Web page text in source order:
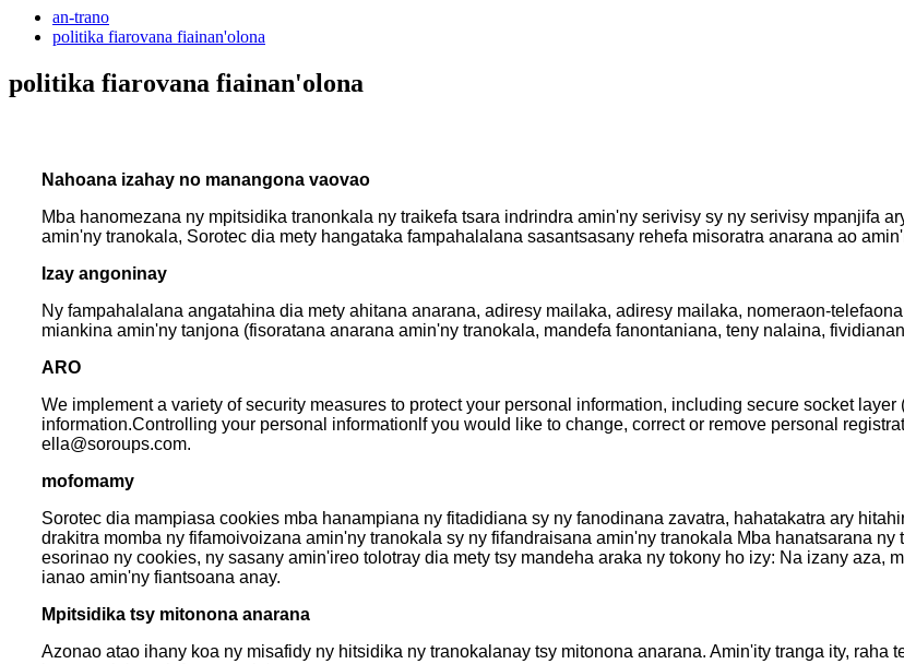
an-trano
politika fiarovana fiainan'olona
politika fiarovana fiainan'olona
Nahoana izahay no manangona vaovao
Mba hanomezana ny mpitsidika tranonkala ny traikefa tsara indrindra amin'ny serivisy sy ny serivisy mpanjifa
amin'ny tranokala, Sorotec dia mety hangataka fampahalalana sasantsasany rehefa misoratra anarana ao
Izay angoninay
Ny fampahalalana angatahina dia mety ahitana anarana, adiresy mailaka, adiresy mailaka, nomeraon-
miankina amin'ny tanjona (fisoratana anarana amin'ny tranokala, mandefa fanontaniana, teny nalaina,
ARO
We implement a variety of security measures to protect your personal information, including secure socket
information.Controlling your personal informationlf you would like to change, correct or remove personal
ella@soroups.com.
mofomamy
Sorotec dia mampiasa cookies mba hanampiana ny fitadidiana sy ny fanodinana zavatra, hahatakatra ary
drakitra momba ny fifamoivoizana amin'ny tranokala sy ny fifandraisana amin'ny tranokala Mba hanatsarana
esorinao ny cookies, ny sasany amin'ireo tolotray dia mety tsy mandeha araka ny tokony ho izy: Na izany aza,
ianao amin'ny fiantsoana anay.
Mpitsidika tsy mitonona anarana
Azonao atao ihany koa ny misafidy ny hitsidika ny tranokalanay tsy mitonona anarana. Amin'ity tranga ity,